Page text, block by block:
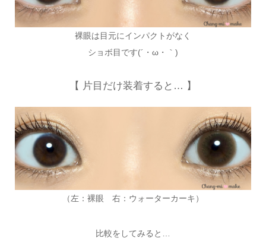
裸眼は目元にインパクトがなく
ショボ目です(´・ω・｀)
【 片目だけ装着すると… 】
（左：裸眼 右：ウォーターカーキ）
比較をしてみると…